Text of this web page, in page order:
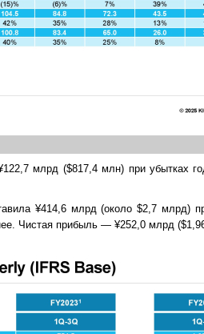
млрд ($817,4 млн) при убытках
¥414,6 млрд (около $2,7 млрд)
Чистая прибыль — ¥252,0 млрд